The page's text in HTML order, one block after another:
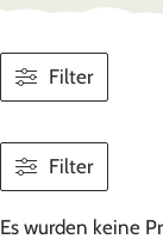
Filter
Filter
Es wurden keine